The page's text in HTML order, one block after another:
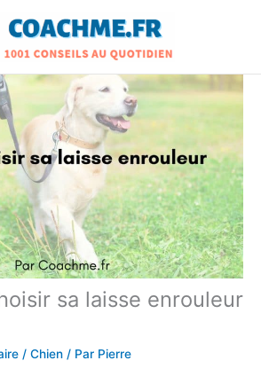
sa laisse enrouleur
/ Chien / Par Pierre